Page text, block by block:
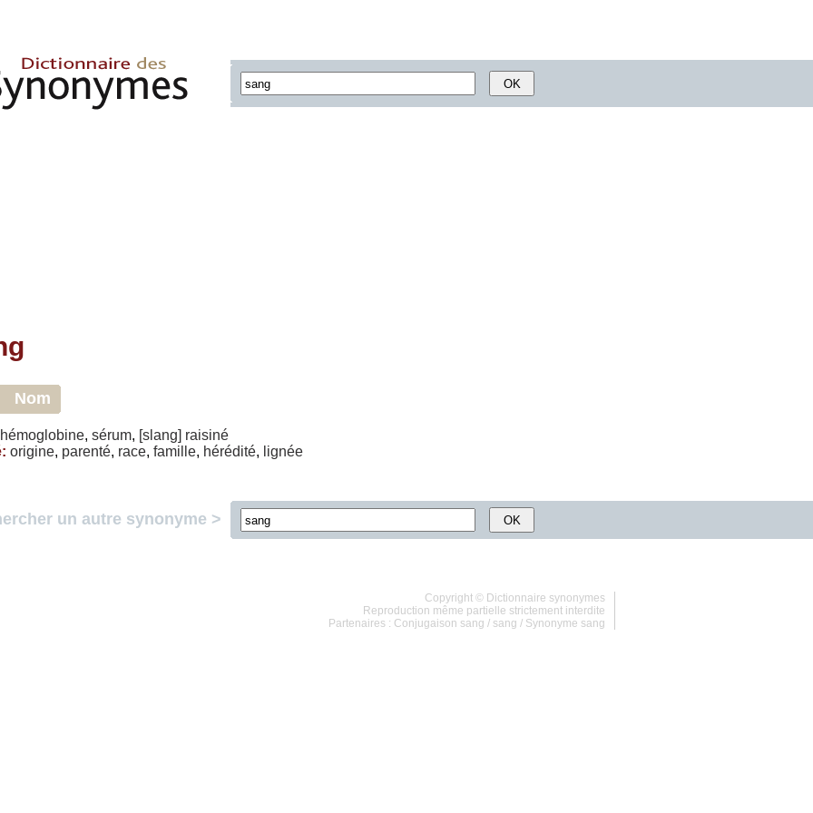
Nom
hémoglobine, sérum, [slang] raisiné
: origine, parenté, race, famille, hérédité, lignée
un autre synonyme >
Copyright © Dictionnaire synonymes
Reproduction même partielle strictement interdite
Partenaires : Conjugaison sang / sang / Synonyme sang